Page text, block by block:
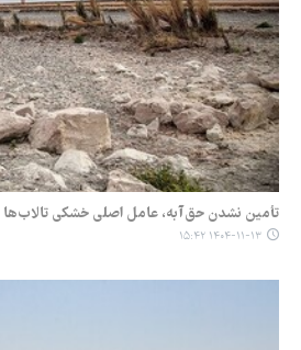
تأمین نشدن حق‌آبه، عامل اصلی خشکی تالاب‌ها
۱۴۰۴-۱۱-۱۳ ۱۵:۴۲